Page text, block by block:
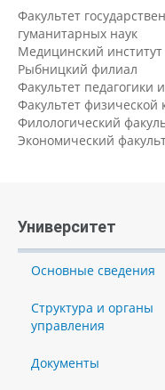
Факультет
гуманитарных наук
Медицинский
Рыбницкий филиал
Факультет педагогики
Факультет физической
Филологический
Экономический
Университет
Основные сведения
Структура и органы
управления
Документы